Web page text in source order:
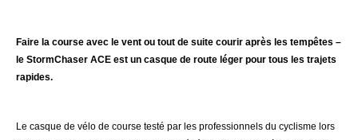
Faire la course avec le vent ou tout de suite courir après les tempêtes –
le StormChaser ACE est un casque de route léger pour tous les trajets
rapides.
Le casque de vélo de course testé par les professionnels du cyclisme lors